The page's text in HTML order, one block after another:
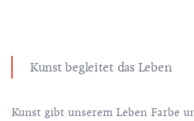
Kunst begleitet das Leben
Kunst gibt unserem Leben Farbe